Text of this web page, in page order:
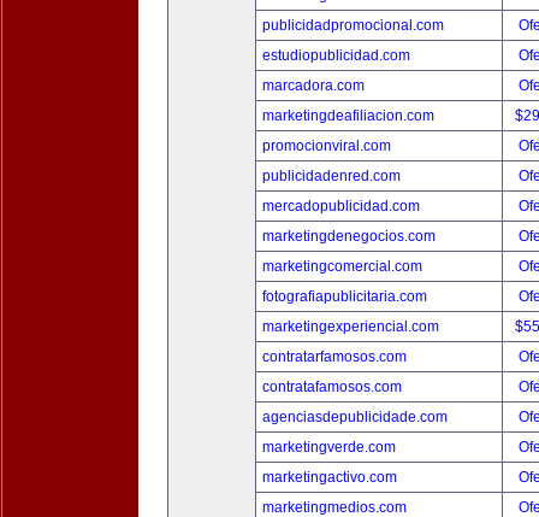
publicidadpromocional.com
estudiopublicidad.com
marcadora.com
marketingdeafiliacion.com
promocionviral.com
publicidadenred.com
mercadopublicidad.com
marketingdenegocios.com
marketingcomercial.com
fotografiapublicitaria.com
marketingexperiencial.com
contratarfamosos.com
contratafamosos.com
agenciasdepublicidade.com
marketingverde.com
marketingactivo.com
marketingmedios.com